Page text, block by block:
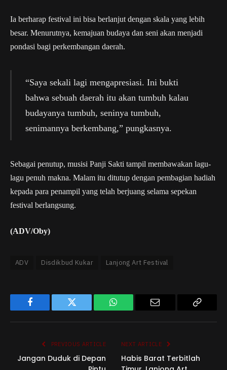
Ia berharap festival ini bisa berlanjut dengan skala yang lebih
besar. Menurutnya, kemajuan budaya dan seni akan menjadi
pondasi bagi perkembangan daerah.
“Saya sekali lagi mengapresiasi. Ini bukti
bahwa sebuah daerah itu akan tumbuh kalau
budayanya tumbuh, seninya tumbuh,
senimannya berkembang,” pungkasnya.
Sebagai penutup, musisi Panji Sakti tampil membawakan lagu-
lagu penuh makna. Malam itu ditutup dengan pembagian hadiah
kepada para penampil yang telah berjuang selama sepekan
festival berlangsung.
(ADV/Oby)
ADV Disdikbud Kukar Lanjong Art Festival
Facebook Twitter WhatsApp
PREVIOUS ARTICLE
Jangan Duduk di Depan
NEXT ARTICLE
Habis Barat Terbitlah